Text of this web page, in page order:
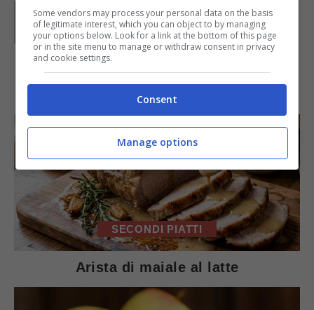
Parole di
IN PRIMO PIANO
SECONDI PIATTI
Arista di maiale al latte
Some vendors may process your personal data on the basis
of legitimate interest, which you can object to by managing
your options below. Look for a link at the bottom of this page
or in the site menu to manage or withdraw consent in privacy
and cookie settings.
Consent
Manage options